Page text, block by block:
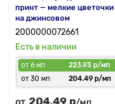
принт — мелкие цветочки
на джинсовом
2000000072661
Есть в наличии
от 6 мп
223.93 р/мп
от 30 мп
204.49 р/мп